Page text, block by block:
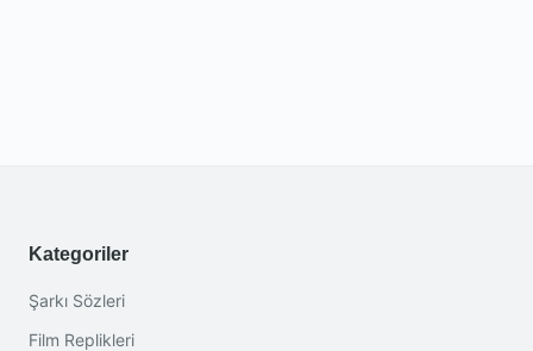
Kategoriler
Şarkı Sözleri
Film Replikleri